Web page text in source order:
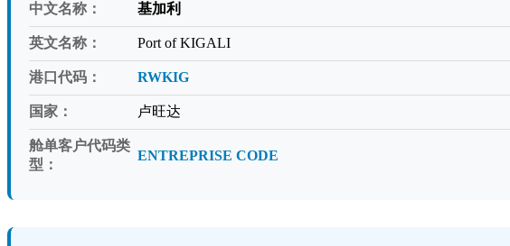
中文名称： 基加利
英文名称： Port of KIGALI
港口代码： RWKIG
国家： 卢旺达
舱单客户代码类
型：
ENTREPRISE CODE